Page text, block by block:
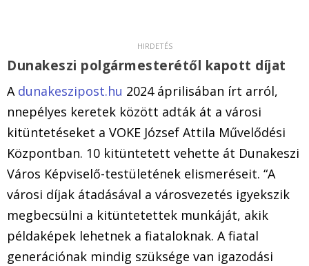
Dunakeszi polgármesterétől kapott díjat
A dunakeszipost.hu 2024 áprilisában írt arról,
nnepélyes keretek között adták át a városi
kitüntetéseket a VOKE József Attila Művelődési
Központban. 10 kitüntetett vehette át Dunakeszi
Város Képviselő-testületének elismeréseit. “A
városi díjak átadásával a városvezetés igyekszik
megbecsülni a kitüntetettek munkáját, akik
példaképek lehetnek a fiataloknak. A fiatal
generációnak mindig szüksége van igazodási